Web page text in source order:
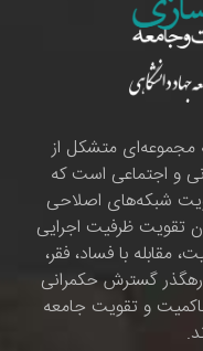
مجموعه‌ای متشکل از
و اجتماعی است که
شبکه‌های اصلاحی
تقویت ظرفیت اجرایی
مقابله با فساد، فقر،
رهگذر گسترش حکمرانی
و تقویت جامعه